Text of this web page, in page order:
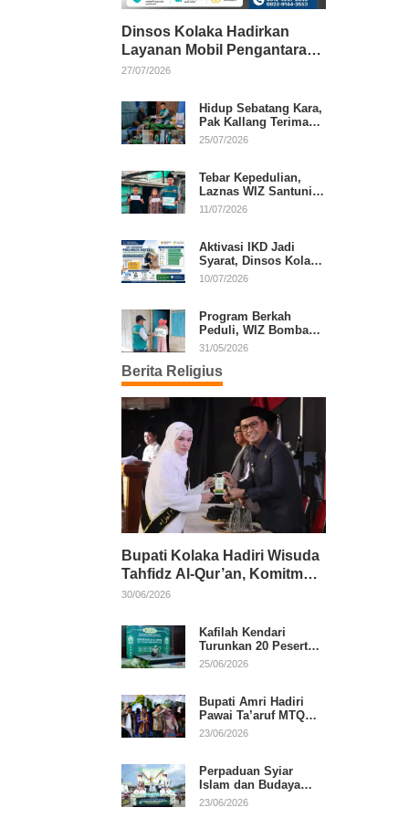
Dinsos Kolaka Hadirkan
Layanan Mobil Pengantaran
Gratis bagi Pasien Penerima
27/07/2026
Hidup Sebatang Kara,
Pak Kallang Terima
Bantuan dari Laznas
25/07/2026
Tebar Kepedulian,
Laznas WIZ Santuni
Anak Yatim dan
11/07/2026
Aktivasi IKD Jadi
Syarat, Dinsos Kolaka
Sosialisasikan
10/07/2026
Program Berkah
Peduli, WIZ Bombana
Bantu Lansia dan
31/05/2026
Berita Religius
Bupati Kolaka Hadiri Wisuda
Tahfidz Al-Qur’an, Komitmen
Dukung Pendidikan
30/06/2026
Kafilah Kendari
Turunkan 20 Peserta
pada Hari Pertama
25/06/2026
Bupati Amri Hadiri
Pawai Ta’aruf MTQ
XXXI Sultra, Beri
23/06/2026
Perpaduan Syiar
Islam dan Budaya
Warnai Pawai Ta’aruf
23/06/2026